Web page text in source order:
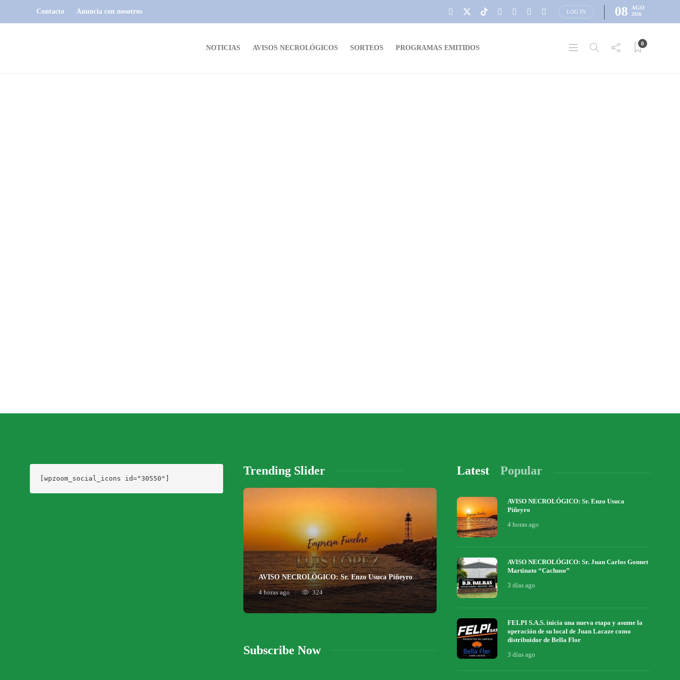
Contacto Anuncia con nosotros LOG IN 08 AGO
2026
NOTICIAS AVISOS NECROLÓGICOS SORTEOS PROGRAMAS EMITIDOS
0
[wpzoom_social_icons id="30550"]
Trending Slider
AVISO NECROLÓGICO: Sr. Enzo Usuca Piñeyro
4 horas ago
324
Subscribe Now
Latest Popular
AVISO NECROLÓGICO: Sr. Enzo Usuca
Piñeyro
4 horas ago
AVISO NECROLÓGICO: Sr. Juan Carlos Gonnet
Martinato “Cachuso”
3 días ago
FELPI S.A.S. inicia una nueva etapa y asume la
operación de su local de Juan Lacaze como
distribuidor de Bella Flor
3 días ago